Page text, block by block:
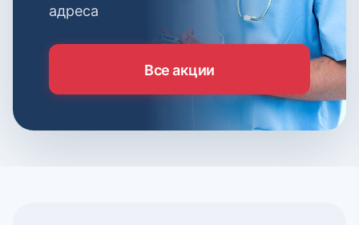
адреса
Все акции